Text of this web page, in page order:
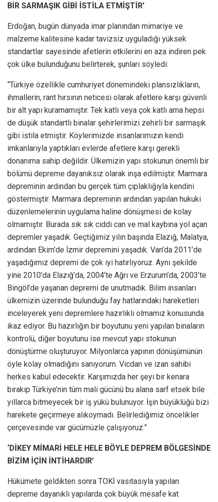
BİR SARMAŞIK GİBİ İSTİLA ETMİŞTİR’
Erdoğan, bugün dünyada imar planından mimariye ve
malzeme kalitesine kadar tavizsiz uyguladığı yüksek
standartlar sayesinde afetlerin etkilerini en aza indiren pek
çok ülke bulunduğunu belirterek, şunları söyledi:
“Türkiye özellikle cumhuriyet dönemindeki plansızlıkların,
ihmallerin, rant hırsının neticesi olarak afetlere karşı güvenli
bir alt yapı kuramamıştır. Tek katlı veya çok katlı ama hepsi
de düşük standartlı binalar şehirlerimizi zehirli bir sarmaşık
gibi istila etmiştir. Köylerimizde insanlarımızın kendi
imkanlarıyla yaptıkları evlerde afetlere karşı gerekli
donanıma sahip değildir. Ülkemizin yapı stokunun önemli bir
bölümü depreme dayanıksız olarak inşa edilmiştir. Marmara
depreminin ardından bu gerçek tüm çıplaklığıyla kendini
göstermiştir. Marmara depreminin ardından yapılan hukuki
düzenlemelerinin uygulama haline dönüşmesi de kolay
olmamıştır. Burada sık sık ciddi can ve mal kaybına yol açan
depremler yaşadık. Geçtiğimiz yılın başında Elazığ, Malatya,
ardından Ekim’de İzmir depremini yaşadık. Van’da 2011’de
yaşadığımız depremi de çok iyi hatırlıyoruz. Aynı şekilde
yine 2010’da Elazığ’da, 2004’te Ağrı ve Erzurum’da, 2003’te
Bingöl’de yaşanan depremi de unutmadık. Bilim insanları
ülkemizin üzerinde bulunduğu fay hatlarındaki hareketleri
inceleyerek yeni depremlere hazırlıklı olmamız konusunda
ikaz ediyor. Bu hazırlığın bir boyutunu yeni yapılan binaların
kontrolü, diğer boyutunu ise mevcut yapı stokunun
dönüştürme oluşturuyor. Milyonlarca yapının dönüşümünün
öyle kolay olmadığını sanıyorum. Vicdan ve izan sahibi
herkes kabul edecektir. Karşımızda her şeyi bir kenara
bırakıp Türkiye’nin tüm mali gücünü bu alana sarf etsek bile
yıllarca bitmeyecek bir iş yükü bulunuyor. İşin büyüklüğü bizi
harekete geçirmeye alıkoymadı. Belirlediğimiz öncelikler
çerçevesinde var gücümüzle çalışıyoruz.”
‘DİKEY MİMARİ HELE HELE BÖYLE DEPREM BÖLGESİNDE
BİZİM İÇİN İNTİHARDIR’
Hükümete geldikten sonra TOKİ vasıtasıyla yapılan
depreme dayanıklı yapılarda çok büyük mesafe kat